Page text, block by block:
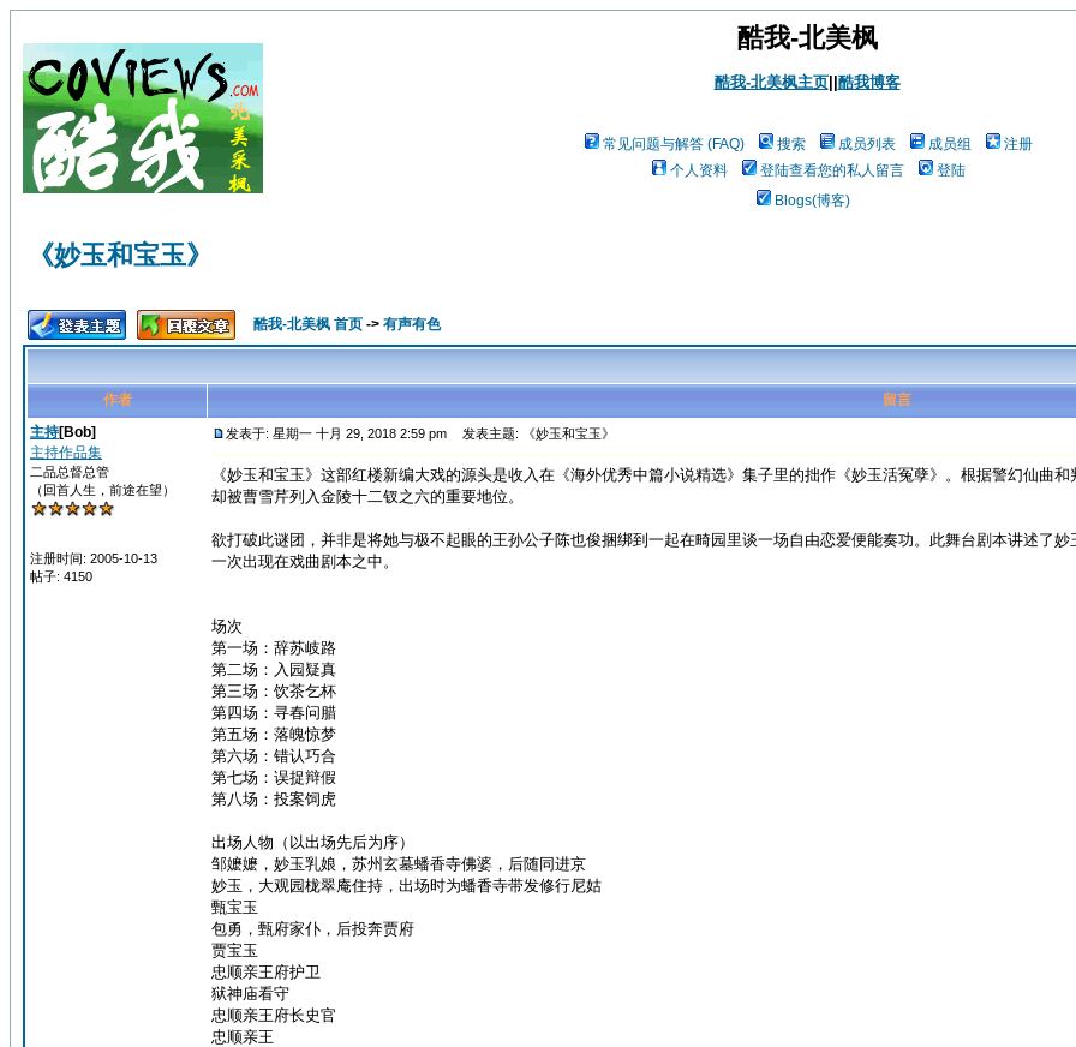
酷我-北美枫
酷我-北美枫主页|| 酷我博客
常见问题与解答 (FAQ) 搜索 成员列表 成员组
注册
个人资料
登陆查看您的私人留言
登陆
Blogs(博客)
《妙玉和宝玉》
酷我-北美枫 首页 -> 有声有色
作者
留言
主持[Bob]
主持作品集
二品总督总管
（回首人生，前途在望）
注册时间: 2005-10-13
帖子: 4150
发表于: 星期一 十月 29, 2018 2:59 pm 发表主题: 《妙玉和宝玉》
《妙玉和宝玉》这部红楼新编大戏的源头是收入在《海外优秀中篇小说精选》集子里的拙作《妙玉活冤孽》。根据警幻仙曲
却被曹雪芹列入金陵十二钗之六的重要地位。
欲打破此谜团，并非是将她与极不起眼的王孙公子陈也俊捆绑到一起在畸园里谈一场自由恋爱便能奏功。此舞台剧本讲述了
一次出现在戏曲剧本之中。
场次
第一场：辞苏岐路
第二场：入园疑真
第三场：饮茶乞杯
第四场：寻春问腊
第五场：落魄惊梦
第六场：错认巧合
第七场：误捉辩假
第八场：投案饲虎
出场人物（以出场先后为序）
邹嬷嬷，妙玉乳娘，苏州玄墓蟠香寺佛婆，后随同进京
妙玉，大观园栊翠庵住持，出场时为蟠香寺带发修行尼姑
甄宝玉
包勇，甄府家仆，后投奔贾府
贾宝玉
忠顺亲王府护卫
狱神庙看守
忠顺亲王府长史官
忠顺亲王